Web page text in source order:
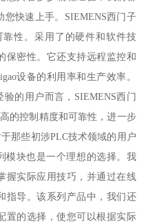
快速上手。SIEMENS西门子
靠性。采用了的硬件和软件技
保密性。它还支持远程监控和
设备的利用率和生产效率。
的用户而言，SIEMENS西门
的控制精度和可靠性，进一步
那些初涉PLC技术领域的用户
模块也是一个理想的选择。我
握实际应用技巧，并通过在线
指导。该系列产品中，我们还
置的选择，使您可以根据实际